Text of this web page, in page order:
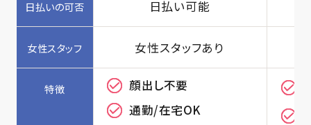
日払い可能
女性スタッフあり
顔出し不要
通勤/在宅OK